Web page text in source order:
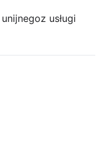
goz usługi